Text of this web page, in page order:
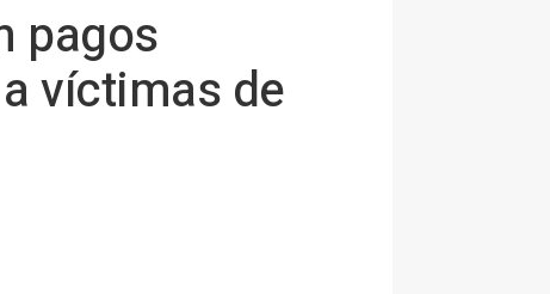
pagos
víctimas de